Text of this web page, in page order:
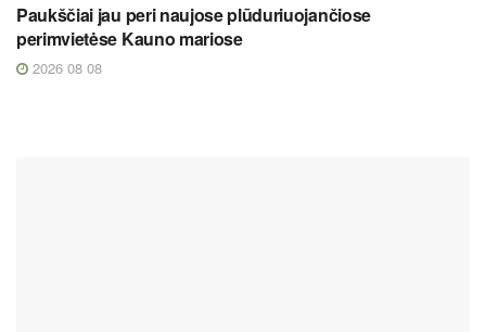
Paukščiai jau peri naujose plūduriuojančiose
perimvietėse Kauno mariose
2026 08 08